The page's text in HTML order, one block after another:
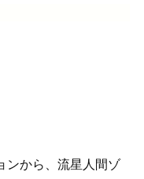
ンから、流星人間ゾ